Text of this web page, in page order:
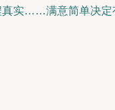
实……满意简单决定